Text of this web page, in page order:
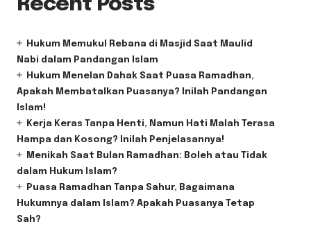
Recent Posts
Hukum Memukul Rebana di Masjid Saat Maulid
Nabi dalam Pandangan Islam
Hukum Menelan Dahak Saat Puasa Ramadhan,
Apakah Membatalkan Puasanya? Inilah Pandangan
Islam!
Kerja Keras Tanpa Henti, Namun Hati Malah Terasa
Hampa dan Kosong? Inilah Penjelasannya!
Menikah Saat Bulan Ramadhan: Boleh atau Tidak
dalam Hukum Islam?
Puasa Ramadhan Tanpa Sahur, Bagaimana
Hukumnya dalam Islam? Apakah Puasanya Tetap
Sah?